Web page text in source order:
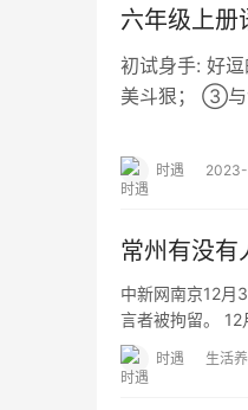
六年级上册
初试身手​: 好
美斗狠； ③与
时遇
常州有没有
中新网南京12月
言者被拘留。
时遇 生活